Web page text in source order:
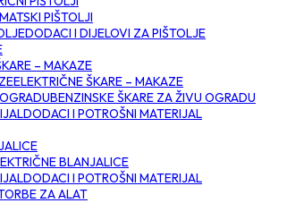
PIŠTOLJI
DODACI I DIJELOVI ZA PIŠTOLJE
– MAKAZE
ELEKTRIČNE ŠKARE – MAKAZE
BENZINSKE ŠKARE ZA ŽIVU OGRADU
DODACI I POTROŠNI MATERIJAL
BLANJALICE
DODACI I POTROŠNI MATERIJAL
ZA ALAT